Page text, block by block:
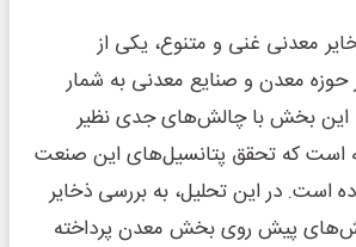
معدنی غنی و متنوع، یکی از
معدن و صنایع معدنی به شمار
این بخش با چالش‌های جدی نظیر
است که تحقق پتانسیل‌های این صنعت
است. در این تحلیل، به بررسی ذخایر
پیش روی بخش معدن پرداخته